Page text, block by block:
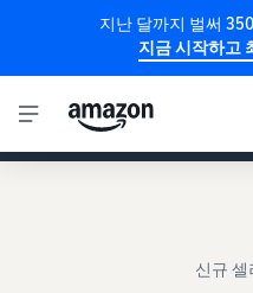
지난 달까지 벌써
지금 시작하고
[🌟NEW 업데이트] 2025
본 탭을 클릭하여 참고해
신규 셀